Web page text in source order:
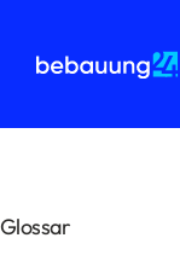
springen
Glossar